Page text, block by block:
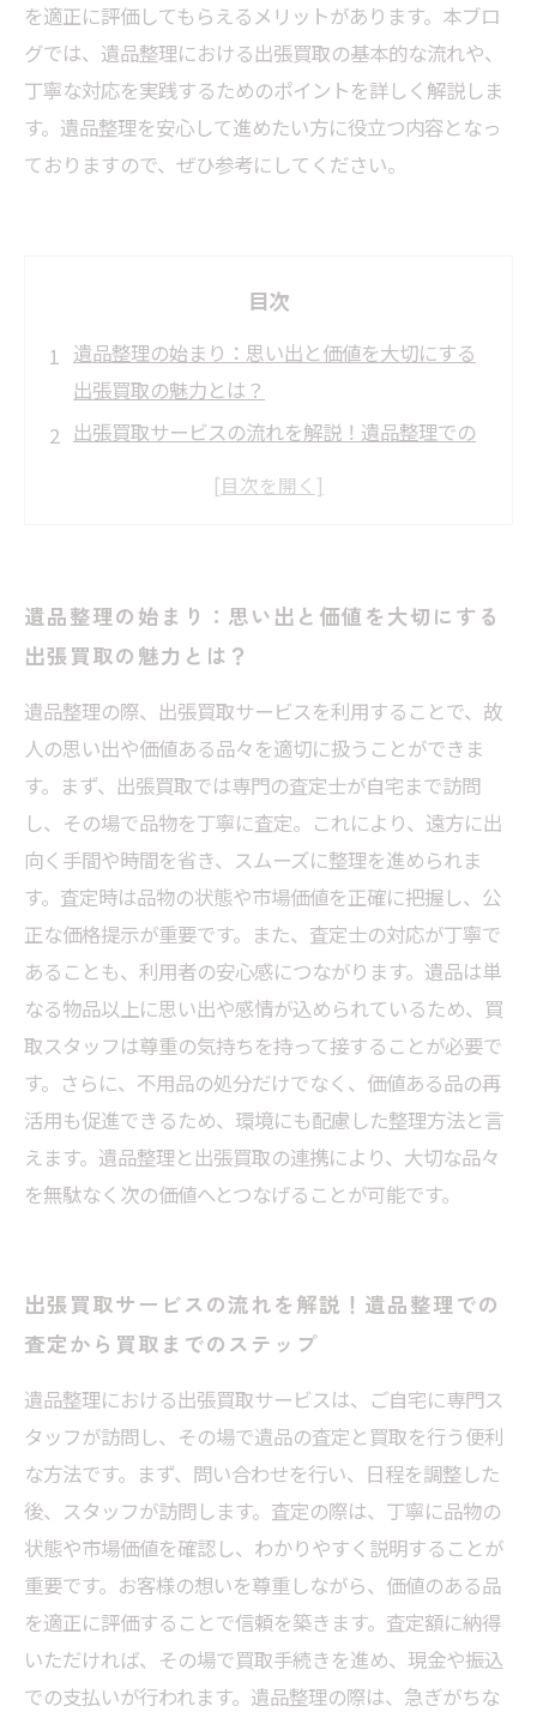
を適正に評価してもらえるメリットがあります。本ブロ
グでは、遺品整理における出張買取の基本的な流れや、
丁寧な対応を実践するためのポイントを詳しく解説しま
す。遺品整理を安心して進めたい方に役立つ内容となっ
ておりますので、ぜひ参考にしてください。
目次
遺品整理の始まり：思い出と価値を大切にする
出張買取の魅力とは？
出張買取サービスの流れを解説！遺品整理での
品整理を快適に行う方法
遺品整理の不安を解消！丁寧な出張買取で安心
して大切な品を手放すために
遺品整理での出張買取のメリットとデメリット
を徹底比較
実際の体験談から学ぶ！遺品整理での丁寧な出
張買取の成功事例紹介
遺品整理の始まり：思い出と価値を大切にする
出張買取の魅力とは？
遺品整理の際、出張買取サービスを利用することで、故
人の思い出や価値ある品々を適切に扱うことができま
す。まず、出張買取では専門の査定士が自宅まで訪問
し、その場で品物を丁寧に査定。これにより、遠方に出
向く手間や時間を省き、スムーズに整理を進められま
す。査定時は品物の状態や市場価値を正確に把握し、公
正な価格提示が重要です。また、査定士の対応が丁寧で
あることも、利用者の安心感につながります。遺品は単
なる物品以上に思い出や感情が込められているため、買
取スタッフは尊重の気持ちを持って接することが必要で
す。さらに、不用品の処分だけでなく、価値ある品の再
活用も促進できるため、環境にも配慮した整理方法と言
えます。遺品整理と出張買取の連携により、大切な品々
を無駄なく次の価値へとつなげることが可能です。
出張買取サービスの流れを解説！遺品整理での
査定から買取までのステップ
遺品整理における出張買取サービスは、ご自宅に専門ス
タッフが訪問し、その場で遺品の査定と買取を行う便利
な方法です。まず、問い合わせを行い、日程を調整した
後、スタッフが訪問します。査定の際は、丁寧に品物の
状態や市場価値を確認し、わかりやすく説明することが
重要です。お客様の想いを尊重しながら、価値のある品
を適正に評価することで信頼を築きます。査定額に納得
いただければ、その場で買取手続きを進め、現金や振込
での支払いが行われます。遺品整理の際は、急ぎがちな